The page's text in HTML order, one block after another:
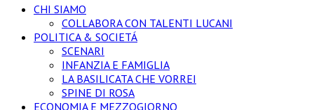
CHI SIAMO
COLLABORA CON TALENTI LUCANI
POLITICA & SOCIETÁ
SCENARI
INFANZIA E FAMIGLIA
LA BASILICATA CHE VORREI
SPINE DI ROSA
ECONOMIA E MEZZOGIORNO